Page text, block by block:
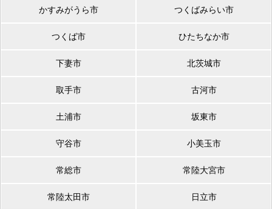
かすみがうら市 つくばみらい市
つくば市 ひたちなか市
下妻市 北茨城市
取手市 古河市
土浦市 坂東市
守谷市 小美玉市
常総市 常陸大宮市
常陸太田市 日立市